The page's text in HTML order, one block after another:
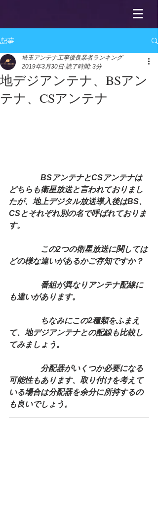
記事
地デジアンテナ、BSアン
テナ、CSアンテナ
埼玉アンテナ工事優良業者ランキング
2019年3月30日 読了時間: 3分
BSアンテナとCSアンテナは
どちらも衛星放送と言われておりまし
たが、地上デジタル放送導入後はBS、
CSとそれぞれ別の名で呼ばれておりま
す。
この2つの衛星放送に関しては
どの様な違いがあるかご存知ですか？
番組が異なりアンテナ配線に
も違いがあります。
ちなみにこの2種類をふまえ
て、地デジアンテナとの配線も比較し
てみましょう。
分配器がいくつか必要になる
可能性もあります、取り付けを考えて
いる場合は分配器を余分に所持するの
も良いでしょう。